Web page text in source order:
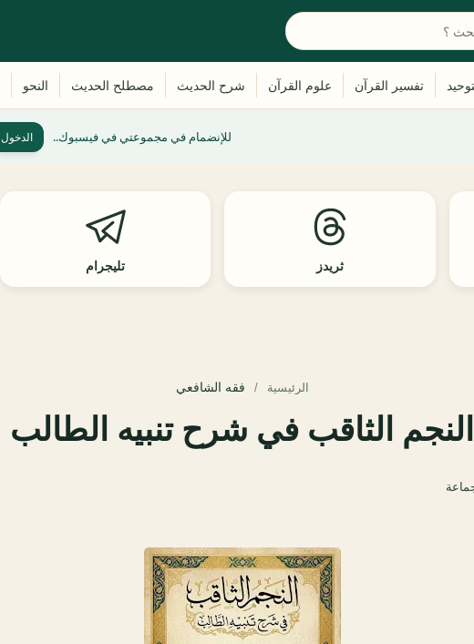
للإنضمام في مجموعتي في فيسبوك.. الدخول
ثريدز تليجرام
الرئيسية فقه الشافعي
النجم الثاقب في شرح تنبيه الطالب